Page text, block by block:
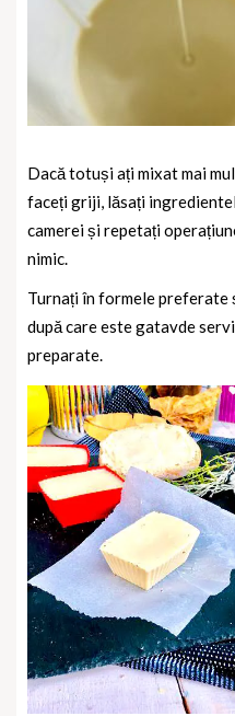
Dacă totuși ați mixat mai
faceți griji, lăsați
camerei și repetați
nimic.
Turnați în formele preferate
după care este gatavde
preparate.